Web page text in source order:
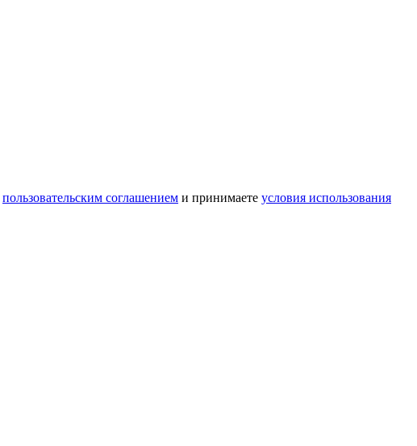
пользовательским соглашением и принимаете условия использования